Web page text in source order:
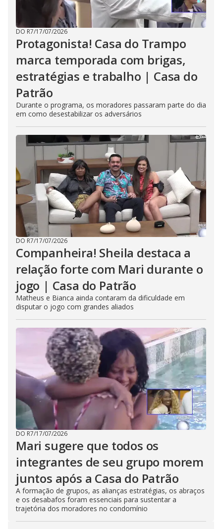
DO R7/17/07/2026
Protagonista! Casa do Trampo
marca temporada com brigas,
estratégias e trabalho | Casa do
Patrão
Durante o programa, os moradores passaram parte do dia
em como desestabilizar os adversários
DO R7/17/07/2026
Companheira! Sheila destaca a
relação forte com Mari durante o
jogo | Casa do Patrão
Matheus e Bianca ainda contaram da dificuldade em
disputar o jogo com grandes aliados
DO R7/17/07/2026
Mari sugere que todos os
integrantes de seu grupo morem
juntos após a Casa do Patrão
A formação de grupos, as alianças estratégias, os abraços
e os desabafos foram essenciais para sustentar a
trajetória dos moradores no condomínio